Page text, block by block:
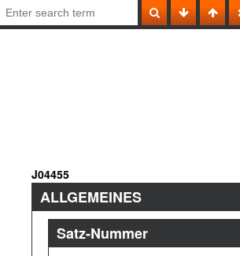
J04455
ALLGEMEINES
Satz-Nummer